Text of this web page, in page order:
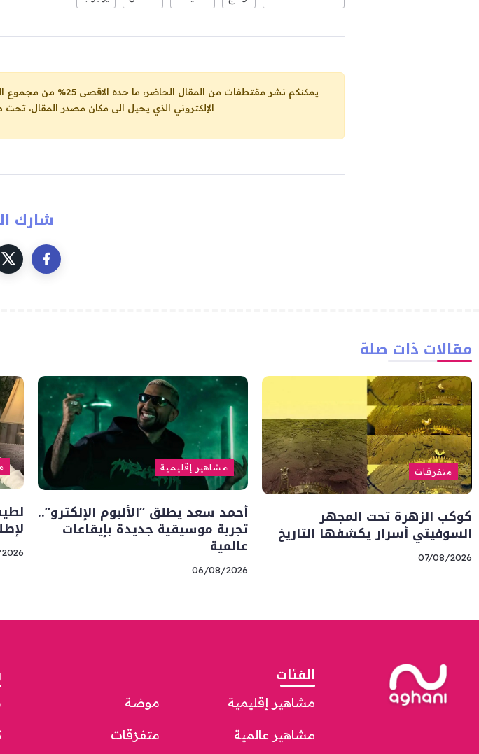
يمكنكم نشر مقتطفات من المقال الحاضر، ما حده الاقصى 25% من مجموع المقال، شرط: ذكر اسم المؤلف والناشر ووضع رابط
الإلكتروني الذي يحيل الى مكان مصدر المقال، تحت
شارك
مقالات ذات صلة
متفرقات
كوكب الزهرة تحت المجهر
السوفيتي أسرار يكشفها التاريخ
07/08/2026
مشاهير إقليمية
أحمد سعد يطلق “الألبوم الإلكترو”..
تجربة موسيقية جديدة بإيقاعات
عالمية
06/08/2026
الفئات
مشاهير إقليمية
مشاهير عالمية
موضة
متفرّقات